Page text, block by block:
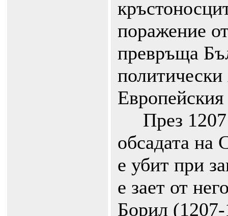
поражение
превръща
През 1207
обсадата на
е убит при
е зает от
Борил